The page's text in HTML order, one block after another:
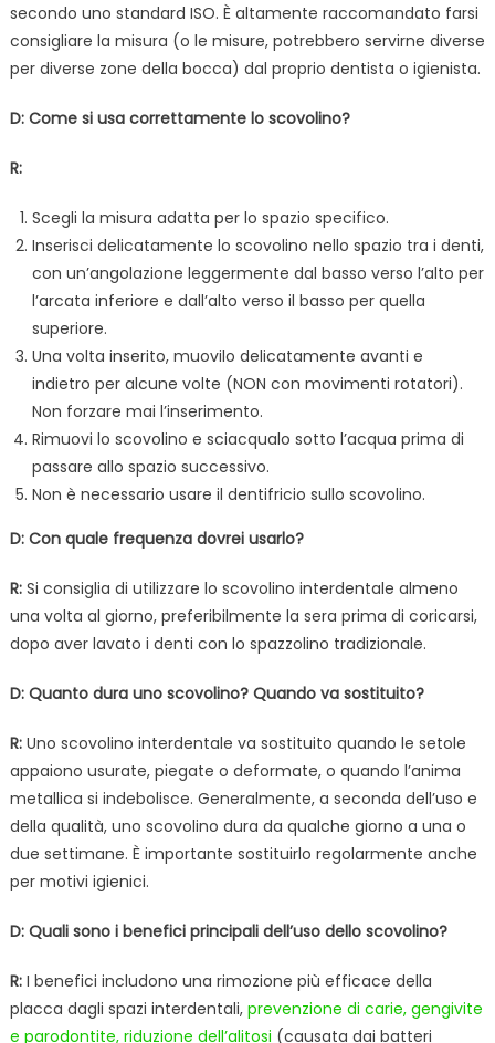
secondo uno standard ISO. È altamente raccomandato farsi
consigliare la misura (o le misure, potrebbero servirne diverse
per diverse zone della bocca) dal proprio dentista o igienista.
D: Come si usa correttamente lo scovolino?
R:
Scegli la misura adatta per lo spazio specifico.
Inserisci delicatamente lo scovolino nello spazio tra i denti,
con un’angolazione leggermente dal basso verso l’alto per
l’arcata inferiore e dall’alto verso il basso per quella
superiore.
Una volta inserito, muovilo delicatamente avanti e
indietro per alcune volte (NON con movimenti rotatori).
Non forzare mai l’inserimento.
Rimuovi lo scovolino e sciacqualo sotto l’acqua prima di
passare allo spazio successivo.
Non è necessario usare il dentifricio sullo scovolino.
D: Con quale frequenza dovrei usarlo?
R:Si consiglia di utilizzare lo scovolino interdentale almeno
una volta al giorno, preferibilmente la sera prima di coricarsi,
dopo aver lavato i denti con lo spazzolino tradizionale.
D: Quanto dura uno scovolino? Quando va sostituito?
R:Uno scovolino interdentale va sostituito quando le setole
appaiono usurate, piegate o deformate, o quando l’anima
metallica si indebolisce. Generalmente, a seconda dell’uso e
della qualità, uno scovolino dura da qualche giorno a una o
due settimane. È importante sostituirlo regolarmente anche
per motivi igienici.
D: Quali sono i benefici principali dell’uso dello scovolino?
R:I benefici includono una rimozione più efficace della
placca dagli spazi interdentali, prevenzione di carie, gengivite
e parodontite, riduzione dell’alitosi (causata dai batteri